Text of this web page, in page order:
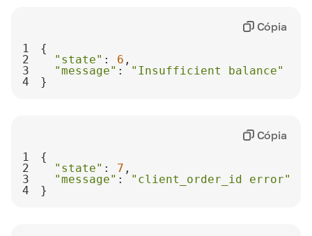
1
2
"state" : 6
3
"message" :
"Insufficient balance"
4
}
Cópia
1
2
"state" : 7
3
"message" :
"client_order_id error"
4
}
Cópia